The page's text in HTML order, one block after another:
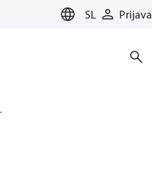
SL Prijava
za ogrevanje